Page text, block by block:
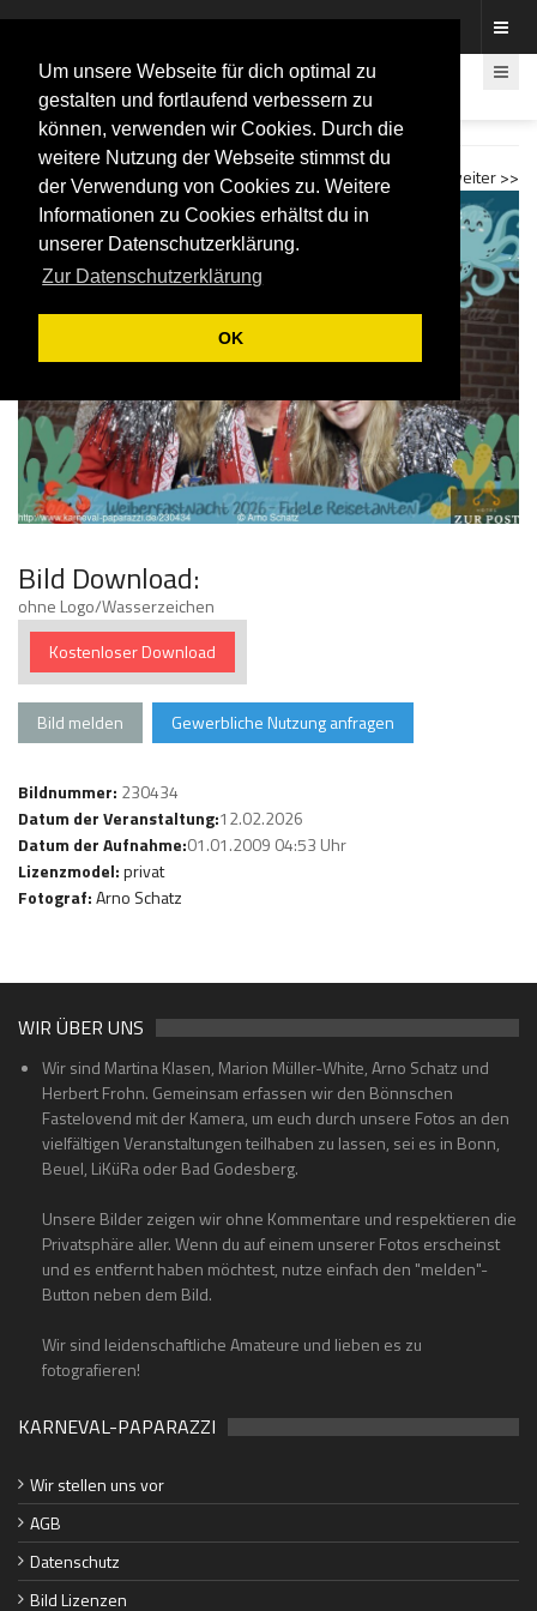
Um unsere Webseite für dich optimal zu
gestalten und fortlaufend verbessern zu
können, verwenden wir Cookies. Durch die
weitere Nutzung der Webseite stimmst du
der Verwendung von Cookies zu. Weitere
Informationen zu Cookies erhältst du in
unserer Datenschutzerklärung.
Zur Datenschutzerklärung
OK
Fotos rund um den Fastelovend
Fidele Reisetanten 2026 Fotobox
weiter >>
<< zurück
Bild Download:
ohne Logo/Wasserzeichen
Kostenloser Download
Bild melden Gewerbliche Nutzung anfragen
Bildnummer: 230434
Datum der Veranstaltung:12.02.2026
Datum der Aufnahme:01.01.2009 04:53 Uhr
Lizenzmodel:privat
Fotograf:Arno Schatz
WIR ÜBER UNS
Wir sind Martina Klasen, Marion Müller-White, Arno Schatz und
Herbert Frohn. Gemeinsam erfassen wir den Bönnschen
Fastelovend mit der Kamera, um euch durch unsere Fotos an den
vielfältigen Veranstaltungen teilhaben zu lassen, sei es in Bonn,
Beuel, LiKüRa oder Bad Godesberg.
Unsere Bilder zeigen wir ohne Kommentare und respektieren die
Privatsphäre aller. Wenn du auf einem unserer Fotos erscheinst
und es entfernt haben möchtest, nutze einfach den "melden"-
Button neben dem Bild.
Wir sind leidenschaftliche Amateure und lieben es zu
fotografieren!
KARNEVAL-PAPARAZZI
Wir stellen uns vor
AGB
Datenschutz
Bild Lizenzen